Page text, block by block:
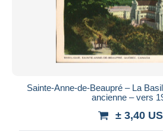
Sainte-Anne-de-Beaupré – La
ancienne – vers
± 3,40